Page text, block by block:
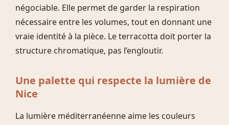
négociable. Elle permet de garder la respiration
nécessaire entre les volumes, tout en donnant une
vraie identité à la pièce. Le terracotta doit porter la
structure chromatique, pas l’engloutir.
Une palette qui respecte la lumière de
Nice
La lumière méditerranéenne aime les couleurs